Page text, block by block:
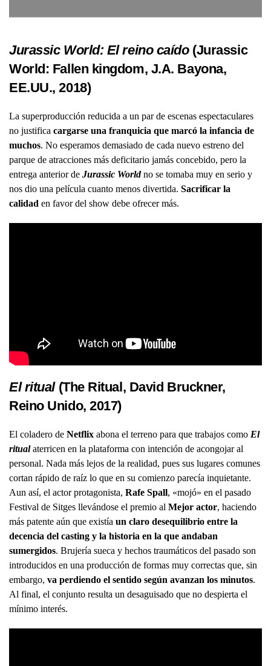
Jurassic World: El reino caído(Jurassic
World: Fallen kingdom, J.A. Bayona,
EE.UU., 2018)
La superproducción reducida a un par de escenas espectaculares
no justifica cargarse una franquicia que marcó la infancia de
muchos. No esperamos demasiado de cada nuevo estreno del
parque de atracciones más deficitario jamás concebido, pero la
entrega anterior de Jurassic World no se tomaba muy en serio y
nos dio una película cuanto menos divertida. Sacrificar la
calidad en favor del show debe ofrecer más.
El ritual(The Ritual, David Bruckner,
Reino Unido, 2017)
El coladero de Netflix abona el terreno para que trabajos como El
ritualaterricen en la plataforma con intención de acongojar al
personal. Nada más lejos de la realidad, pues sus lugares comunes
cortan rápido de raíz lo que en su comienzo parecía inquietante.
Aun así, el actor protagonista, Rafe Spall, «mojó» en el pasado
Festival de Sitges llevándose el premio al Mejor actor, haciendo
más patente aún que existía un claro desequilibrio entre la
decencia del casting y la historia en la que andaban
sumergidos. Brujería sueca y hechos traumáticos del pasado son
introducidos en una producción de formas muy correctas que, sin
embargo, va perdiendo el sentido según avanzan los minutos.
Al final, el conjunto resulta un desaguisado que no despierta el
mínimo interés.